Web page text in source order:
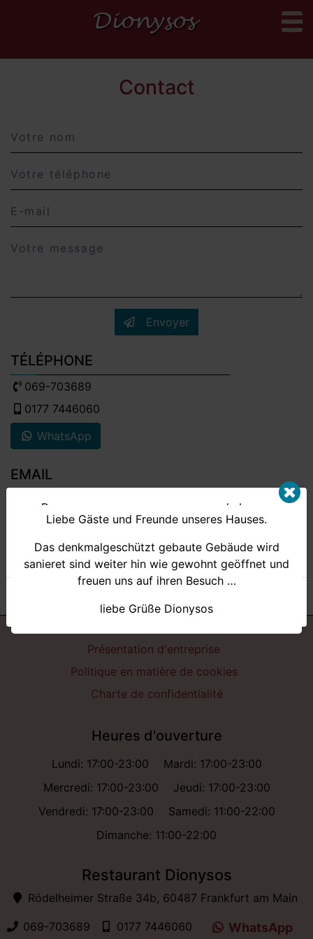
Contact
Envoyer
TÉLÉPHONE
069-703689
0177 7446060
WhatsApp
EMAIL
info[@]dionysos-frankfurt.com
ADRESSE
Rödelheimer Straße 34b, 60487 Frankfurt am Main
facebook
twitter
instagram
trip advisor
Présentation d'entreprise
Politique en matière de cookies
Charte de confidentialité
Heures d'ouverture
Lundi: 17:00-23:00
Mardi: 17:00-23:00
Mercredi: 17:00-23:00
Jeudi: 17:00-23:00
Vendredi: 17:00-23:00
Samedi: 11:00-22:00
Dimanche: 11:00-22:00
Restaurant Dionysos
Rödelheimer Straße 34b, 60487 Frankfurt am Main
069-703689 0177 7446060 WhatsApp
Pour nous assurer que nous avons la bonne
expérience sur notre site, nous utilisons des
cookies. En utilisant notre site, vous acceptez leur
utilisation.
Politique en matière de cookies
Liebe Gäste und Freunde unseres Hauses.
Das denkmalgeschützt gebaute Gebäude wird
sanieret sind weiter hin wie gewohnt geöffnet und
freuen uns auf ihren Besuch …
liebe Grüße Dionysos